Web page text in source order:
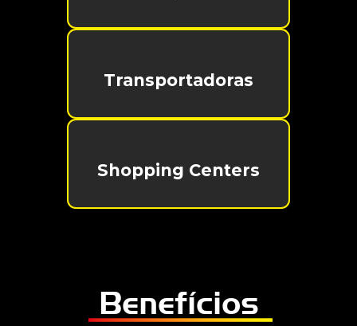
Transportadoras
Shopping Centers
Benefícios